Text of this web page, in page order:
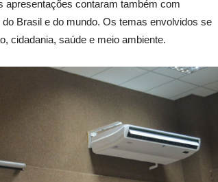
apresentações contaram também com
Brasil e do mundo. Os temas envolvidos se
cidadania, saúde e meio ambiente.